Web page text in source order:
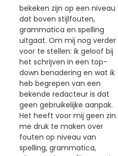
bekeken zijn op een niveau
dat boven stijlfouten,
grammatica en spelling
uitgaat. Om mij nog verder
voor te stellen: ik geloof bij
het schrijven in een top-
down benadering en wat ik
heb begrepen van een
bekende redacteur is dat
geen gebruikelijke aanpak.
Het heeft voor mij geen zin
me druk te maken over
fouten op niveau van
spelling, grammatica,